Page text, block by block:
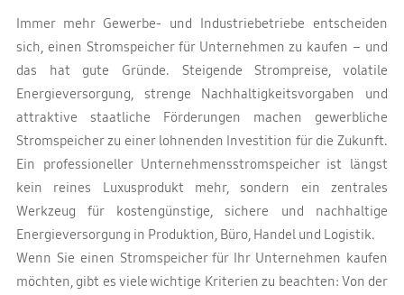
Immer mehr Gewerbe- und Industriebetriebe entscheiden
sich, einen Stromspeicher für Unternehmen zu kaufen – und
das hat gute Gründe. Steigende Strompreise, volatile
Energieversorgung, strenge Nachhaltigkeitsvorgaben und
attraktive staatliche Förderungen machen gewerbliche
Stromspeicher zu einer lohnenden Investition für die Zukunft.
Ein professioneller Unternehmensstromspeicher ist längst
kein reines Luxusprodukt mehr, sondern ein zentrales
Werkzeug für kostengünstige, sichere und nachhaltige
Energieversorgung in Produktion, Büro, Handel und Logistik.
Wenn Sie einen Stromspeicher für Ihr Unternehmen kaufen
möchten, gibt es viele wichtige Kriterien zu beachten: Von der